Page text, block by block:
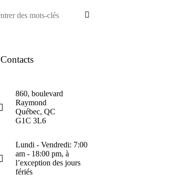
Contacts
860, boulevard
Raymond
Québec, QC
G1C 3L6
Lundi - Vendredi: 7:00
am - 18:00 pm, à
l’exception des jours
fériés